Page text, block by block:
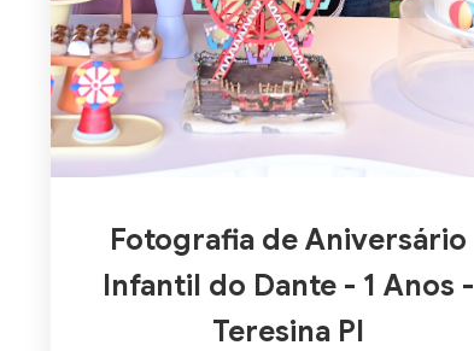
Fotografia de Aniversário
Infantil do Dante - 1 Anos -
Teresina PI